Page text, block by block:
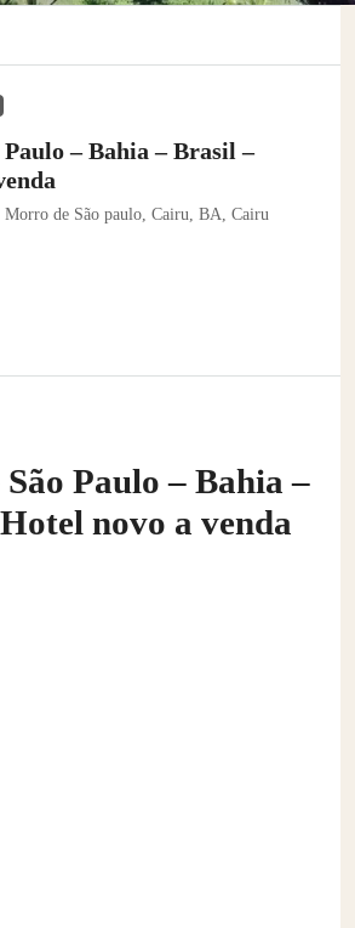
– Bahia – Brasil –
de São paulo, Cairu, BA, Cairu
Paulo – Bahia –
novo a venda